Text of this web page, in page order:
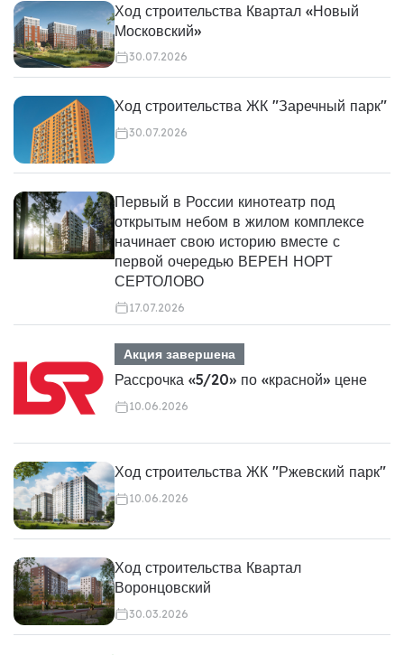
Ход строительства Квартал «Новый
Московский»
30.07.2026
Ход строительства ЖК "Заречный парк"
30.07.2026
Первый в России кинотеатр под
открытым небом в жилом комплексе
начинает свою историю вместе с
первой очередью ВЕРЕН НОРТ
СЕРТОЛОВО
17.07.2026
Акция завершена
Рассрочка «5/20» по «красной» цене
10.06.2026
Ход строительства ЖК "Ржевский парк"
10.06.2026
Ход строительства Квартал
Воронцовский
30.03.2026